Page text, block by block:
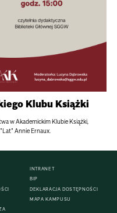
Klubu Książki
w Akademickim Klubie Książki,
Annie Ernaux.
INTRANET
BIP
DEKLARACJA DOSTĘPNOŚCI
MAPA KAMPUSU